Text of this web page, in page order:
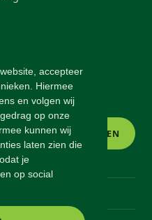
accepteer
Hiermee
en volgen wij
op onze
kunnen wij
laten zien die
je
op social
acties en
INSCHRIJVEN